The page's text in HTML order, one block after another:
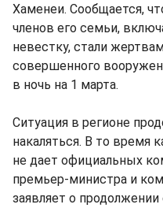
Хаменеи. Сообщается,
членов его семьи,
невестку, стали
совершенного
в ночь на 1 марта.
Ситуация в регионе
накаляться. В то время
не дает официальных
премьер-министра и
заявляет о